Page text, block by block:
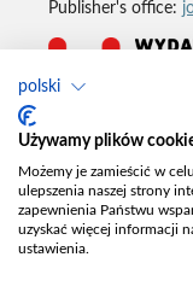
polski
Używamy plików
Możemy je zamieścić w
ulepszenia naszej strony
zapewnienia Państwu
uzyskać więcej informacji
ustawienia.
Publisher's office:
Deklaracja